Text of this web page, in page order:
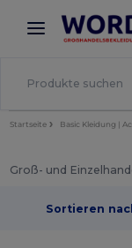
× Wordans
Bessere
Startseite Basic Kleidung |
Groß- und
Sortieren